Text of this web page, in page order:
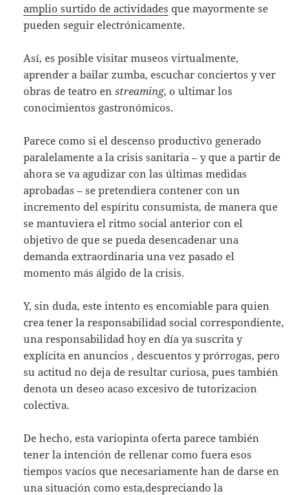
amplio surtido de actividades que mayormente se
pueden seguir electrónicamente.
Así, es posible visitar museos virtualmente,
aprender a bailar zumba, escuchar conciertos y ver
obras de teatro en streaming, o ultimar los
conocimientos gastronómicos.
Parece como si el descenso productivo generado
paralelamente a la crisis sanitaria – y que a partir de
ahora se va agudizar con las últimas medidas
aprobadas – se pretendiera contener con un
incremento del espíritu consumista, de manera que
se mantuviera el ritmo social anterior con el
objetivo de que se pueda desencadenar una
demanda extraordinaria una vez pasado el
momento más álgido de la crisis.
Y, sin duda, este intento es encomiable para quien
crea tener la responsabilidad social correspondiente,
una responsabilidad hoy en día ya suscrita y
explícita en anuncios , descuentos y prórrogas, pero
su actitud no deja de resultar curiosa, pues también
denota un deseo acaso excesivo de tutorizacion
colectiva.
De hecho, esta variopinta oferta parece también
tener la intención de rellenar como fuera esos
tiempos vacíos que necesariamente han de darse en
una situación como esta,despreciando la